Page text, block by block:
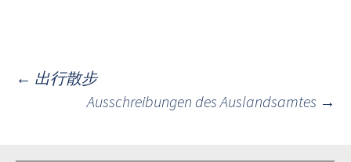
Post
← 出行散步
Ausschreibungen des Auslandsamtes →